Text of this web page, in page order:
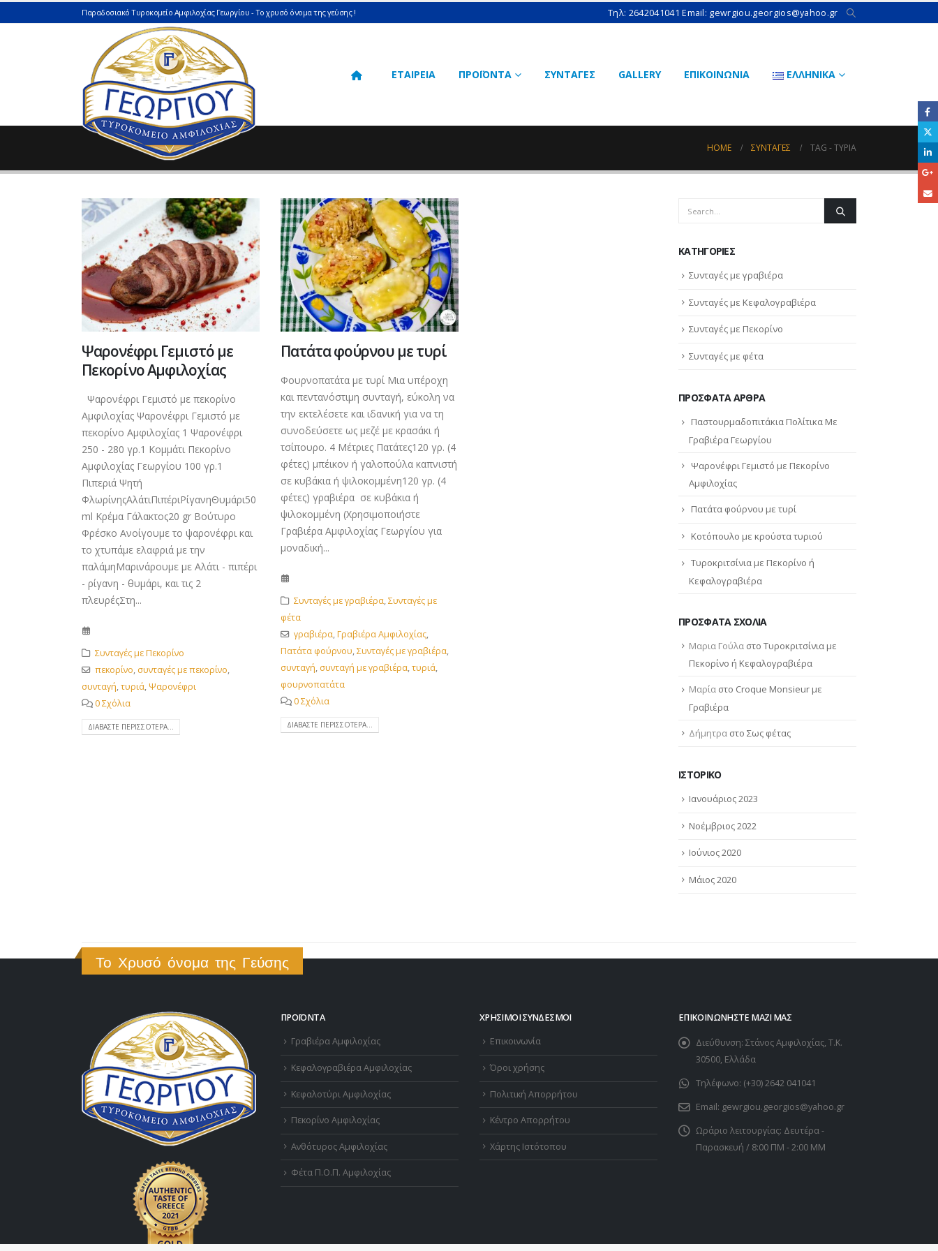
Παραδοσιακό Τυροκομείο Αμφιλοχίας Γεωργίου - Το χρυσό όνομα της γεύσης ! Τηλ: 2642041041 Email: gewrgiou.georgios@yahoo.gr
ΕΤΑΙΡΕΙΑ ΠΡΟΪΟΝΤΑ ΣΥΝΤΑΓΕΣ GALLERY ΕΠΙΚΟΙΝΩΝΙΑ ΕΛΛΗΝΙΚΆ
HOME ΣΥΝΤΑΓΈΣ TAG -ΤΥΡΙΆ
Ψαρονέφρι Γεμιστό με
Πεκορίνο Αμφιλοχίας
Ψαρονέφρι Γεμιστό με πεκορίνο
Αμφιλοχίας Ψαρονέφρι Γεμιστό με
πεκορίνο Αμφιλοχίας 1 Ψαρονέφρι
250 - 280 γρ.1 Κομμάτι Πεκορίνο
Αμφιλοχίας Γεωργίου 100 γρ.1
Πιπεριά Ψητή
ΦλωρίνηςΑλάτιΠιπέριΡίγανηΘυμάρι50
ml Κρέμα Γάλακτος20 gr Βούτυρο
Φρέσκο Ανοίγουμε το ψαρονέφρι και
το χτυπάμε ελαφριά με την
παλάμηΜαρινάρουμε με Αλάτι - πιπέρι
- ρίγανη - θυμάρι, και τις 2
πλευρέςΣτη...
Συνταγές με Πεκορίνο
πεκορίνο, συνταγές με πεκορίνο,
συνταγή,τυριά,Ψαρονέφρι
0 Σχόλια
ΔΙΑΒΆΣΤΕ ΠΕΡΙΣΣΌΤΕΡΑ...
Πατάτα φούρνου με τυρί
Φουρνοπατάτα με τυρί Μια υπέροχη
και πεντανόστιμη συνταγή, εύκολη να
την εκτελέσετε και ιδανική για να τη
συνοδεύσετε ως μεζέ με κρασάκι ή
τσίπουρο. 4 Μέτριες Πατάτες120 γρ. (4
φέτες) μπέικον ή γαλοπούλα καπνιστή
σε κυβάκια ή ψιλοκομμένη120 γρ. (4
φέτες) γραβιέρα σε κυβάκια ή
ψιλοκομμένη (Χρησιμοποιήστε
Γραβιέρα Αμφιλοχίας Γεωργίου για
μοναδική...
Συνταγές με γραβιέρα,Συνταγές με
φέτα
γραβιέρα,Γραβιέρα Αμφιλοχίας,
Πατάτα φούρνου,Συνταγές με γραβιέρα,
συνταγή, συνταγή με γραβιέρα,τυριά,
φουρνοπατάτα
0 Σχόλια
ΔΙΑΒΆΣΤΕ ΠΕΡΙΣΣΌΤΕΡΑ...
KΑΤΗΓΟΡΊΕΣ
Συνταγές με γραβιέρα
Συνταγές με Κεφαλογραβιέρα
Συνταγές με Πεκορίνο
Συνταγές με φέτα
ΠΡΌΣΦΑΤΑ ΆΡΘΡΑ
Παστουρμαδοπιτάκια Πολίτικα Με
Γραβιέρα Γεωργίου
Ψαρονέφρι Γεμιστό με Πεκορίνο
Αμφιλοχίας
Πατάτα φούρνου με τυρί
Κοτόπουλο με κρούστα τυριού
Τυροκριτσίνια με Πεκορίνο ή
Κεφαλογραβιέρα
ΠΡΌΣΦΑΤΑ ΣΧΌΛΙΑ
Μαρια Γούλα στο Τυροκριτσίνια με
Πεκορίνο ή Κεφαλογραβιέρα
Μαρία στο Croque Monsieur με
Γραβιέρα
Δήμητρα στο Σως φέτας
ΙΣΤΟΡΙΚΌ
Ιανουάριος 2023
Νοέμβριος 2022
Ιούνιος 2020
Μάιος 2020
Το Χρυσό όνομα της Γεύσης
ΠΡΟΪΌΝΤΑ
Γραβιέρα Αμφιλοχίας
Κεφαλογραβιέρα Αμφιλοχίας
Κεφαλοτύρι Αμφιλοχίας
Πεκορίνο Αμφιλοχίας
Ανθότυρος Αμφιλοχίας
Φέτα Π.Ο.Π. Αμφιλοχίας
ΧΡΉΣΙΜΟΙ ΣΎΝΔΕΣΜΟΙ
Επικοινωνία
Όροι χρήσης
Πολιτική Απορρήτου
Κέντρο Απορρήτου
Χάρτης Ιστότοπου
ΕΠΙΚΟΙΝΩΝΉΣΤΕ ΜΑΖΊ ΜΑΣ
Διεύθυνση: Στάνος Αμφιλοχίας, Τ.Κ.
30500, Ελλάδα
Τηλέφωνο: (+30) 2642 041041
Email: gewrgiou.georgios@yahoo.gr
Ωράριο λειτουργίας: Δευτέρα -
Παρασκευή / 8:00 ΠΜ - 2:00 ΜΜ